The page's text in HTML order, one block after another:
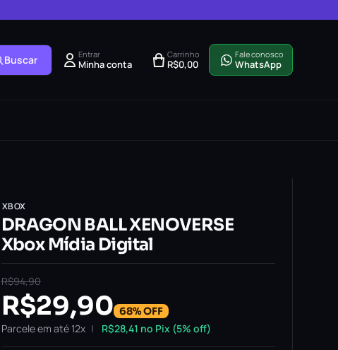
Buscar Entrar
Minha conta
Carrinho
R$0,00
Fale conosco
WhatsApp
XBOX
DRAGON BALL XENOVERSE
Xbox Mídia Digital
R$94,90
R$29,90 68% OFF
Parcele em até 12x R$28,41 no Pix (5% off)